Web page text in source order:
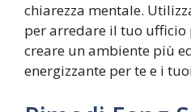
chiarezza mentale.
per arredare il tuo
creare un ambiente più
energizzante per te e i